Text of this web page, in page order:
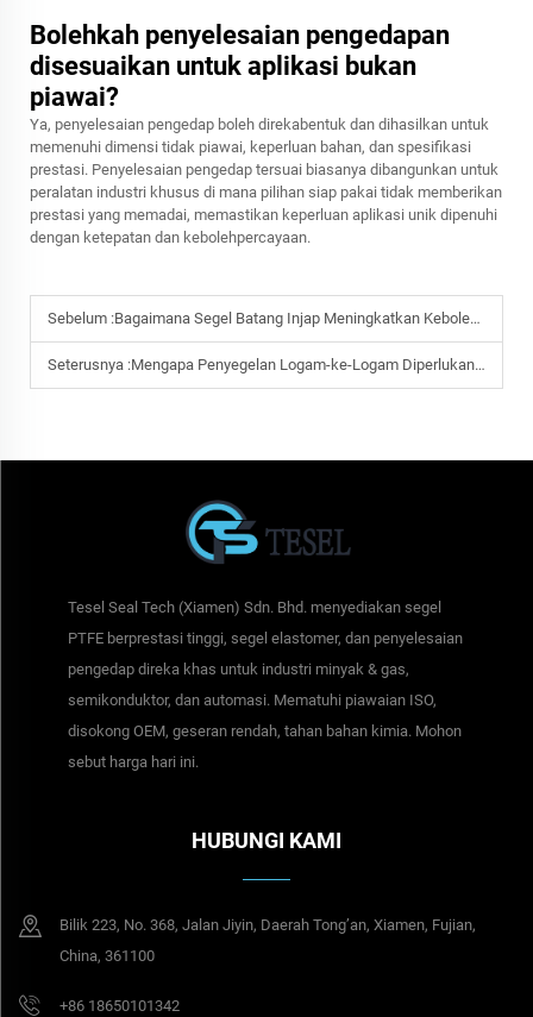
Bolehkah penyelesaian pengedapan
disesuaikan untuk aplikasi bukan
piawai?
Ya, penyelesaian pengedap boleh direkabentuk dan dihasilkan untuk
memenuhi dimensi tidak piawai, keperluan bahan, dan spesifikasi
prestasi. Penyelesaian pengedap tersuai biasanya dibangunkan untuk
peralatan industri khusus di mana pilihan siap pakai tidak memberikan
prestasi yang memadai, memastikan keperluan aplikasi unik dipenuhi
dengan ketepatan dan kebolehpercayaan.
Sebelum :Bagaimana Segel Batang Injap Meningkatkan Kebolehpercayaan dalam Aplikasi Minyak dan Gas
Seterusnya :Mengapa Penyegelan Logam-ke-Logam Diperlukan dalam Aplikasi Tekanan Ekstrem
Tesel Seal Tech (Xiamen) Sdn. Bhd. menyediakan segel
PTFE berprestasi tinggi, segel elastomer, dan penyelesaian
pengedap direka khas untuk industri minyak & gas,
semikonduktor, dan automasi. Mematuhi piawaian ISO,
disokong OEM, geseran rendah, tahan bahan kimia. Mohon
sebut harga hari ini.
HUBUNGI KAMI
Bilik 223, No. 368, Jalan Jiyin, Daerah Tong’an, Xiamen, Fujian,
China, 361100
+86 18650101342